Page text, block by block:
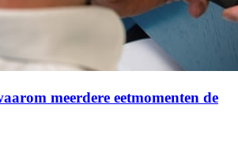
meerdere eetmomenten de